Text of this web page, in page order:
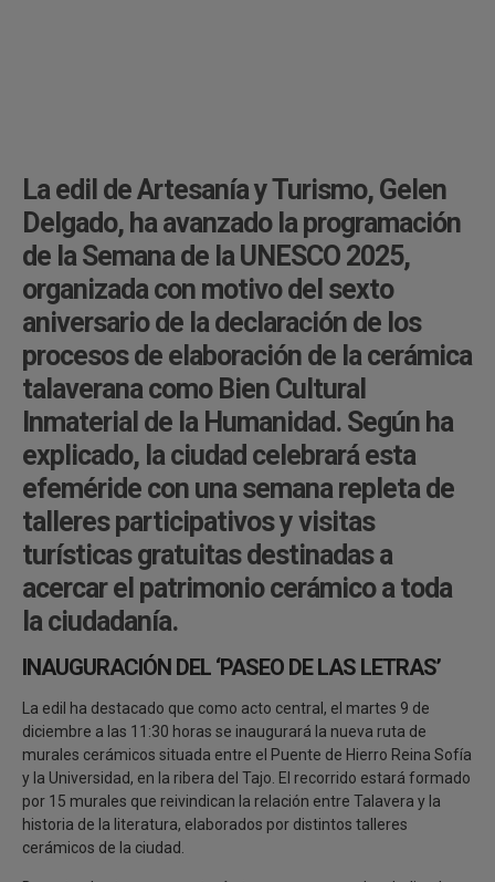
La edil de Artesanía y Turismo, Gelen
Delgado, ha avanzado la programación
de la Semana de la UNESCO 2025,
organizada con motivo del sexto
aniversario de la declaración de los
procesos de elaboración de la cerámica
talaverana como Bien Cultural
Inmaterial de la Humanidad. Según ha
explicado, la ciudad celebrará esta
efeméride con una semana repleta de
talleres participativos y visitas
turísticas gratuitas destinadas a
acercar el patrimonio cerámico a toda
la ciudadanía.
INAUGURACIÓN DEL ‘PASEO DE LAS LETRAS’
La edil ha destacado que como acto central, el martes 9 de
diciembre a las 11:30 horas se inaugurará la nueva ruta de
murales cerámicos situada entre el Puente de Hierro Reina Sofía
y la Universidad, en la ribera del Tajo. El recorrido estará formado
por 15 murales que reivindican la relación entre Talavera y la
historia de la literatura, elaborados por distintos talleres
cerámicos de la ciudad.